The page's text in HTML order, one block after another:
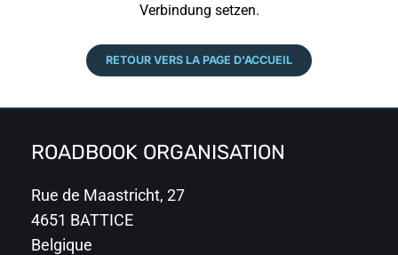
Verbindung setzen.
RETOUR VERS LA PAGE D'ACCUEIL
ROADBOOK ORGANISATION
Rue de Maastricht, 27
4651 BATTICE
Belgique